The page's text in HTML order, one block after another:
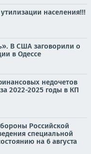
населения!!!
В США заговорили о
в Одессе
недочетов
2022-2025 годы в КП
Российской
специальной
на 6 августа